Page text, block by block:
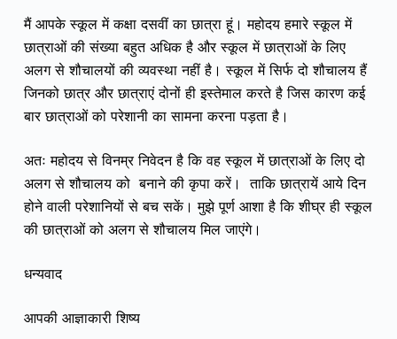
मैं आपके स्कूल में कक्षा दसवीं का छात्रा हूं। महोदयहमारे स्कूल में
छात्राओं की संख्या बहुत अधिक है औरस्कूल में छात्राओं के लिए
अलग से शौचालयों की व्यवस्था नहीं है। स्कूल में सिर्फ दो शौचालय हैं
जिनको छात्र और छात्राएं दोनों ही इस्तेमाल करते है जिस कारण कई
बार छात्राओं को परेशानी का सामना करना पड़ता है।
अतः महोदय से विनम्र निवेदन है कि वह स्कूल में छात्राओं के लिए दो
अलग से शौचालय को बनाने की कृपा करें। ताकिछात्रायें आये दिन
होने वाली परेशानियों से बच सकें। मुझे पूर्ण आशा है कि शीघ्र ही स्कूल
की छात्राओं को अलग से शौचालय मिल जाएंगे।
धन्यवाद
आपकी आज्ञाकारी शिष्य